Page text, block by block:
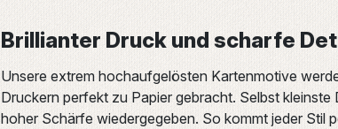
Brillianter Druck und scharfe
Unsere extrem hochaufgelösten Kartenmotive
Druckern perfekt zu Papier gebracht. Selbst kleinste
hoher Schärfe wiedergegeben. So kommt jeder Stil